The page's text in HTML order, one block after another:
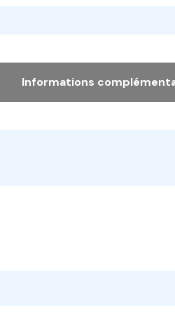
Informations